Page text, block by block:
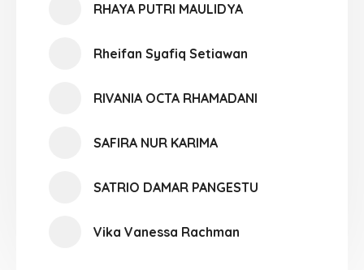
RHAYA PUTRI MAULIDYA
Rheifan Syafiq Setiawan
RIVANIA OCTA RHAMADANI
SAFIRA NUR KARIMA
SATRIO DAMAR PANGESTU
Vika Vanessa Rachman